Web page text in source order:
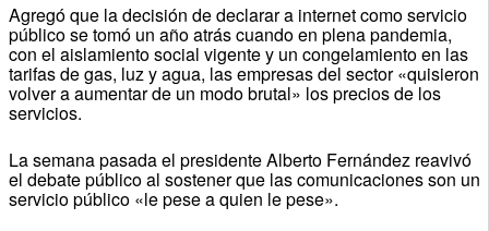
Agregó que la decisión de declarar a internet como servicio
público se tomó un año atrás cuando en plena pandemia,
con el aislamiento social vigente y un congelamiento en las
tarifas de gas, luz y agua, las empresas del sector «quisieron
volver a aumentar de un modo brutal» los precios de los
servicios.
La semana pasada el presidente Alberto Fernández reavivó
el debate público al sostener que las comunicaciones son un
servicio público «le pese a quien le pese».